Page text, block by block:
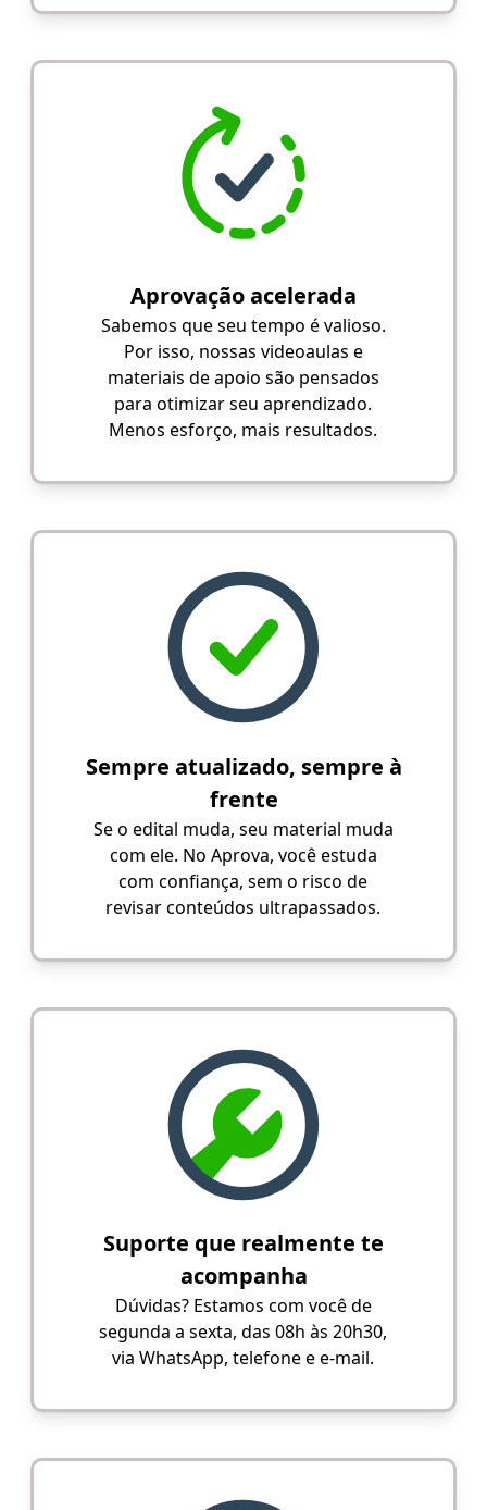
Aprovação acelerada
Sabemos que seu tempo é valioso.
Por isso, nossas videoaulas e
materiais de apoio são pensados
para otimizar seu aprendizado.
Menos esforço, mais resultados.
Sempre atualizado, sempre à
frente
Se o edital muda, seu material muda
com ele. No Aprova, você estuda
com confiança, sem o risco de
revisar conteúdos ultrapassados.
Suporte que realmente te
acompanha
Dúvidas? Estamos com você de
segunda a sexta, das 08h às 20h30,
via WhatsApp, telefone e e-mail.